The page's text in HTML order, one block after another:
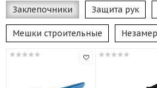
Заклепочники Защита рук
Мешки строительные